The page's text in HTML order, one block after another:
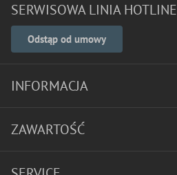
SERWISOWA LINIA HOTLINE
Odstąp od umowy
INFORMACJA
ZAWARTOŚĆ